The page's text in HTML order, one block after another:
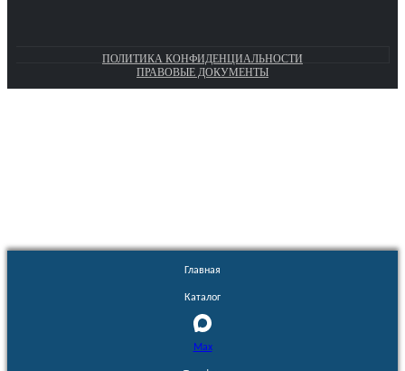
ПОЛИТИКА КОНФИДЕНЦИАЛЬНОСТИ
ПРАВОВЫЕ ДОКУМЕНТЫ
Главная
Каталог
Max